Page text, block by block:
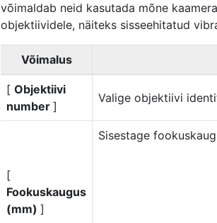
võimaldab neid kasutada mõne
objektiividele, näiteks sisseehitatud
Võimalus
[ Objektiivi
number ]
Valige objektiivi
[
Fookuskaugus
(mm) ]
Sisestage